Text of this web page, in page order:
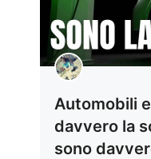
Automobili
davvero la
sono